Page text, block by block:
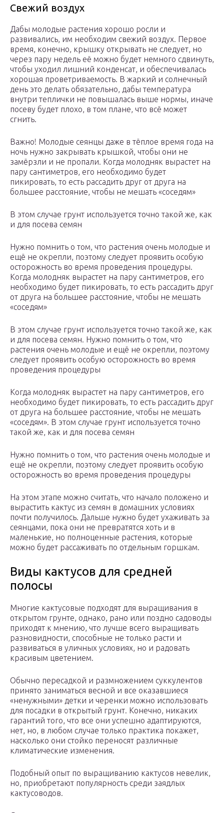
Свежий воздух
Дабы молодые растения хорошо росли и
развивались, им необходим свежий воздух. Первое
время, конечно, крышку открывать не следует, но
через пару недель её можно будет немного сдвинуть,
чтобы уходил лишний конденсат, и обеспечивалась
хорошая проветриваемость. В жаркий и солнечный
день это делать обязательно, дабы температура
внутри теплички не повышалась выше нормы, иначе
посеву будет плохо, в том плане, что всё может
сгнить.
Важно! Молодые сеянцы даже в тёплое время года на
ночь нужно закрывать крышкой, чтобы они не
замёрзли и не пропали. Когда молодняк вырастет на
пару сантиметров, его необходимо будет
пикировать, то есть рассадить друг от друга на
большее расстояние, чтобы не мешать «соседям»
В этом случае грунт используется точно такой же, как
и для посева семян
Нужно помнить о том, что растения очень молодые и
ещё не окрепли, поэтому следует проявить особую
осторожность во время проведения процедуры.
Когда молодняк вырастет на пару сантиметров, его
необходимо будет пикировать, то есть рассадить друг
от друга на большее расстояние, чтобы не мешать
«соседям»
В этом случае грунт используется точно такой же, как
и для посева семян. Нужно помнить о том, что
растения очень молодые и ещё не окрепли, поэтому
следует проявить особую осторожность во время
проведения процедуры
Когда молодняк вырастет на пару сантиметров, его
необходимо будет пикировать, то есть рассадить друг
от друга на большее расстояние, чтобы не мешать
«соседям». В этом случае грунт используется точно
такой же, как и для посева семян
Нужно помнить о том, что растения очень молодые и
ещё не окрепли, поэтому следует проявить особую
осторожность во время проведения процедуры
На этом этапе можно считать, что начало положено и
вырастить кактус из семян в домашних условиях
почти получилось. Дальше нужно будет ухаживать за
сеянцами, пока они не превратятся хоть и в
маленькие, но полноценные растения, которые
можно будет рассаживать по отдельным горшкам.
Виды кактусов для средней
полосы
Многие кактусовые подходят для выращивания в
открытом грунте, однако, рано или поздно садоводы
приходят к мнению, что лучше всего выращивать
разновидности, способные не только расти и
развиваться в уличных условиях, но и радовать
красивым цветением.
Обычно пересадкой и размножением суккулентов
принято заниматься весной и все оказавшиеся
«ненужными» детки и черенки можно использовать
для посадки в открытый грунт. Конечно, никаких
гарантий того, что все они успешно адаптируются,
нет, но, в любом случае только практика покажет,
насколько они стойко переносят различные
климатические изменения.
Подобный опыт по выращиванию кактусов невелик,
но, приобретают популярность среди заядлых
кактусоводов.